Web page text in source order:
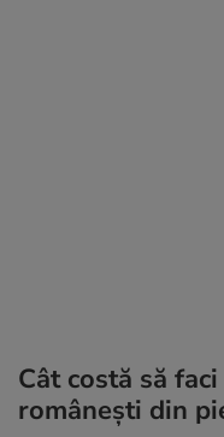
Cât costă să
românești din